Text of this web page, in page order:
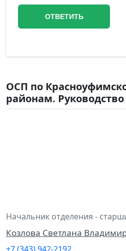
ОСП по
районам.
Начальник отделения -
Козлова Светлана